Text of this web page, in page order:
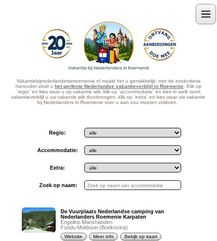
Menu
Vakantiebijnederlandersinroemenie.nl maakt het u gemakkelijk: met de zoekcriteria
hieronder vindt u het perfecte Nederlandse vakantieverblijf in Roemenie . Klik op
´regio´ en kies waar u op vakantie wilt, klik op ´accommodatie´ en kies in welk soort
vakantieverblijf u uw vakantie wilt doorbrengen, klik op ´extra´ en kies waar uw vakantie
bij Nederlanders in Roemenie voor u aan zou moeten voldoen.
Regio:
Accommodatie:
Extra:
Zoek op naam:
De Vuurplaats Nederlandse camping van
Nederlanders Roemenie Karpaten
Engeline Manshanden
Fundu Moldovei (Boekovina)
Website Meer info Bekijk op kaart